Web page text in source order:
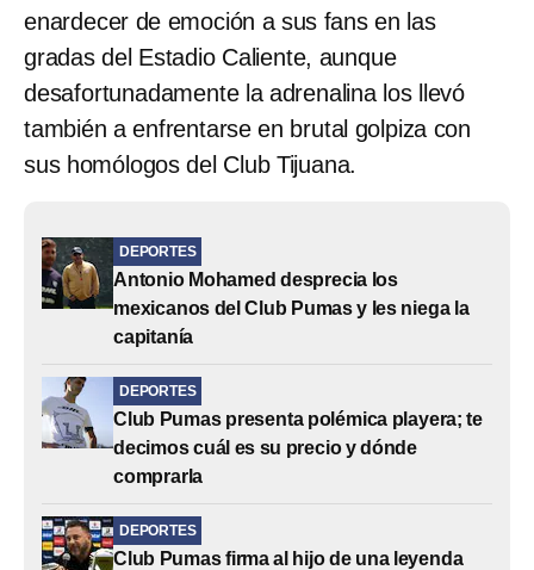
enardecer de emoción a sus fans en las
gradas del Estadio Caliente, aunque
desafortunadamente la adrenalina los llevó
también a enfrentarse en brutal golpiza con
sus homólogos del Club Tijuana.
DEPORTES
Antonio Mohamed desprecia los
mexicanos del Club Pumas y les niega la
capitanía
DEPORTES
Club Pumas presenta polémica playera; te
decimos cuál es su precio y dónde
comprarla
DEPORTES
Club Pumas firma al hijo de una leyenda